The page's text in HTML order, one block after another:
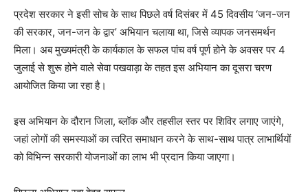
प्रदेश सरकार ने इसी सोच के साथ पिछले वर्ष दिसंबर में 45 दिवसीय ‘जन-जन
की सरकार, जन-जन के द्वार’ अभियान चलाया था, जिसे व्यापक जनसमर्थन
मिला। अब मुख्यमंत्री के कार्यकाल के सफल पांच वर्ष पूर्ण होने के अवसर पर 4
जुलाई से शुरू होने वाले सेवा पखवाड़ा के तहत इस अभियान का दूसरा चरण
आयोजित किया जा रहा है।
इस अभियान के दौरान जिला, ब्लॉक और तहसील स्तर पर शिविर लगाए जाएंगे,
जहां लोगों की समस्याओं का त्वरित समाधान करने के साथ-साथ पात्र लाभार्थियों
को विभिन्न सरकारी योजनाओं का लाभ भी प्रदान किया जाएगा।